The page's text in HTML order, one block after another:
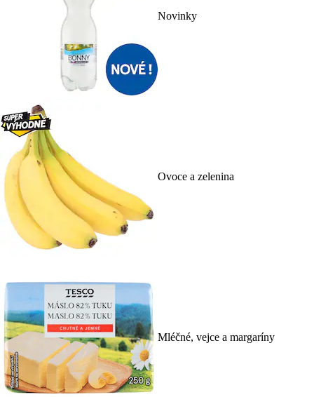
Novinky
Ovoce a zelenina
Mléčné, vejce a margaríny